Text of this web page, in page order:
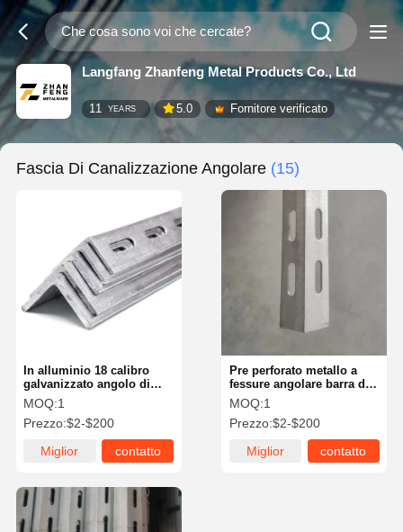
Langfang Zhanfeng Metal Products Co., Ltd
11 YEARS 5.0 Fornitore verificato
Fascia Di Canalizzazione Angolare (15)
In alluminio 18 calibro
galvanizzato angolo di
canalizzazione Flessibile
50x50x5
MOQ:1
Prezzo:$2-$200
Miglior
contatto
Pre perforato metallo a
fessure angolare barra di
trave di ferro a forma di L
ODM
MOQ:1
Prezzo:$2-$200
Miglior
contatto